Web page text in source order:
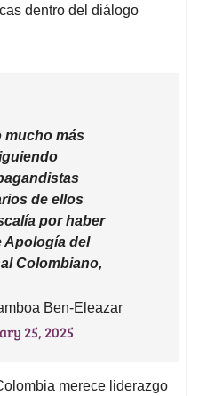
dentro del diálogo
mucho más
de ellos
por haber
Apología del
Colombiano,
Ben-Eleazar
25, 2025
merece liderazgo